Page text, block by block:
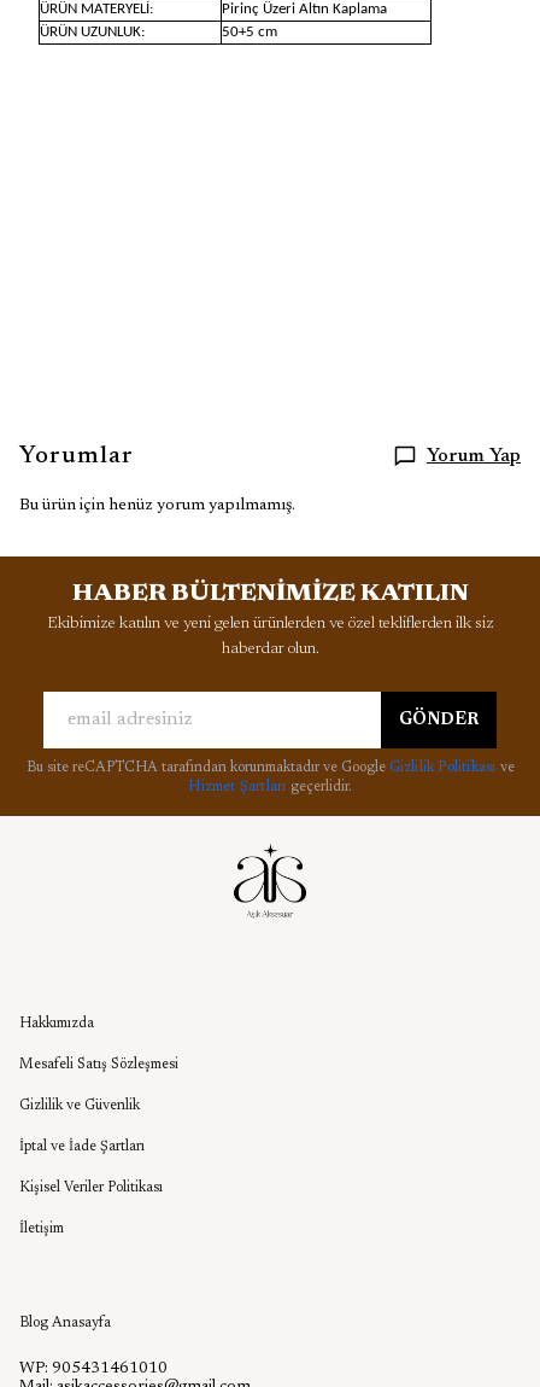
ÜRÜN MATERYELİ:
Pirinç Üzeri Altın Kaplama
ÜRÜN UZUNLUK:
50+5 cm
Yorumlar Yorum Yap
Bu ürün için henüz yorum yapılmamış.
HABER BÜLTENİMİZE KATILIN
Ekibimize katılın ve yeni gelen ürünlerden ve özel tekliflerden ilk siz
haberdar olun.
GÖNDER
Bu site reCAPTCHA tarafından korunmaktadır ve Google Gizlilik Politikası ve
Hizmet Şartları geçerlidir.
Hakkımızda
Mesafeli Satış Sözleşmesi
Gizlilik ve Güvenlik
İptal ve İade Şartları
Kişisel Veriler Politikası
İletişim
Blog Anasayfa
WP: 905431461010